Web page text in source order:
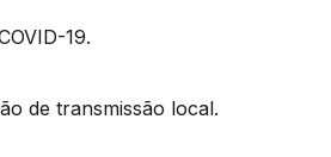
19.
de transmissão local.